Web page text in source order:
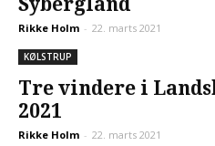
Rikke Holm - 22. marts 2021
KØLSTRUP
Tre vindere i
2021
Rikke Holm - 22. marts 2021